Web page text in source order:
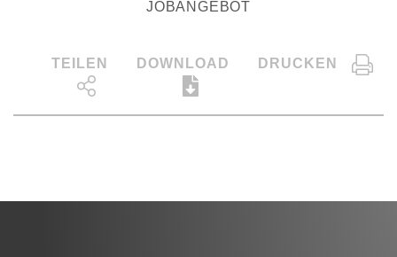
JOBANGEBOT
TEILEN DOWNLOAD DRUCKEN